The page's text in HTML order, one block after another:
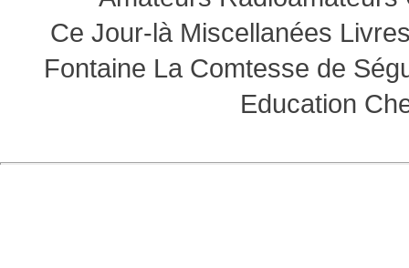
Ce Jour-là Miscellanées
Fontaine La Comtesse de
Education